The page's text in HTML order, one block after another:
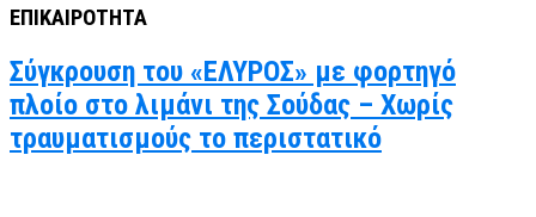
ΕΠΙΚΑΙΡΟΤΗΤΑ
Σύγκρουση του «ΕΛΥΡΟΣ» με φορτηγό
πλοίο στο λιμάνι της Σούδας – Χωρίς
τραυματισμούς το περιστατικό